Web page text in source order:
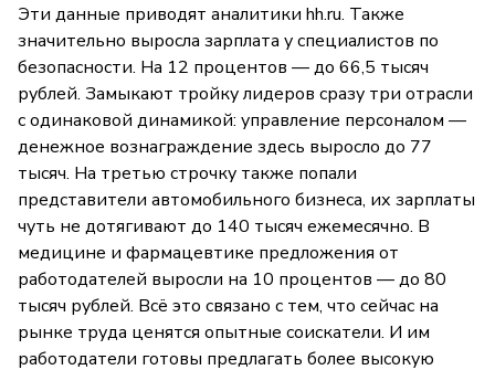
Эти данные приводят аналитики hh.ru. Также
значительно выросла зарплата у специалистов по
безопасности. На 12 процентов — до 66,5 тысяч
рублей. Замыкают тройку лидеров сразу три отрасли
с одинаковой динамикой: управление персоналом —
денежное вознаграждение здесь выросло до 77
тысяч. На третью строчку также попали
представители автомобильного бизнеса, их зарплаты
чуть не дотягивают до 140 тысяч ежемесячно. В
медицине и фармацевтике предложения от
работодателей выросли на 10 процентов — до 80
тысяч рублей. Всё это связано с тем, что сейчас на
рынке труда ценятся опытные соискатели. И им
работодатели готовы предлагать более высокую